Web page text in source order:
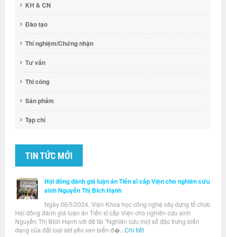
KH & CN
Đào tạo
Thí nghiệm/Chứng nhận
Tư vấn
Thi công
Sản phẩm
Tạp chí
TIN TỨC MỚI
Hội đồng đánh giá luận án Tiến sĩ cấp Viện cho nghiên cứu
sinh Nguyễn Thị Bích Hạnh
Ngày 06/5/2024, Viện Khoa học công nghệ xây dựng tổ chức
Hội đồng đánh giá luận án Tiến sĩ cấp Viện cho nghiên cứu sinh
Nguyễn Thị Bích Hạnh với đề tài "Nghiên cứu một số đặc trưng biến
dạng của đất loại sét yếu ven biển đ�... Chi tiết